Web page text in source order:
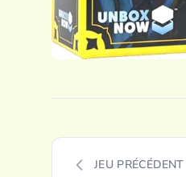
JEU PRÉCÉDENT